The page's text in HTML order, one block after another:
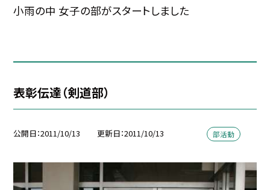
小雨の中 女子の部がスタートしました
表彰伝達（剣道部）
公開日 2011/10/13 更新日 2011/10/13 部活動